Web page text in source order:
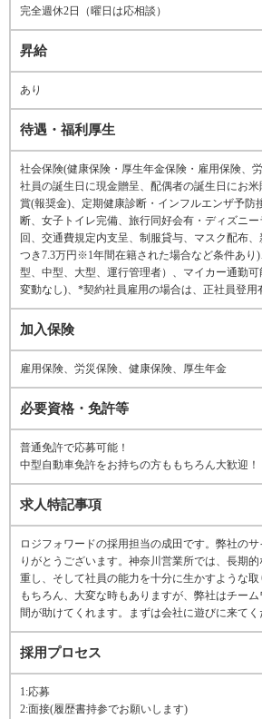
完全週休2日（曜日は応相談）
昇給
あり
待遇・福利厚生
社会保険(健康保険・厚生年金保険・雇用保険、
社員の誕生日に現金贈呈、配偶者の誕生日にお
賞(報奨金)、定期健康診断・インフルエンザ予防
断、女子トイレ完備、旅行同好会有・ディズニ
回、交通費規定内支呈、制服貸与、マスク配布
つき7.3万円※1年間在籍された場合など条件あり
型、中型、大型、運行管理者）、マイカー通勤
変動なし)、*契約社員雇用の場合は、正社員登用
加入保険
雇用保険、労災保険、健康保険、厚生年金
必要資格・免許等
普通免許で応募可能！
中型自動車免許をお持ちの方ももちろん大歓迎！
求人特記事項
ロジフォワードの採用担当の成田です。弊社の
りがとうございます。神奈川営業所では、長期
重し、そして社員の能力を十分に生かすような取
もちろん、大変な時もありますが、弊社はチー
間が助けてくれます。まずは会社に遊びに来てく
採用プロセス
1:応募
2:面接(履歴書持参でお願いします)